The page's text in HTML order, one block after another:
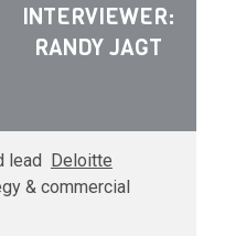
INTERVIEWER:
RANDY JAGT
lead
Deloitte
& commercial